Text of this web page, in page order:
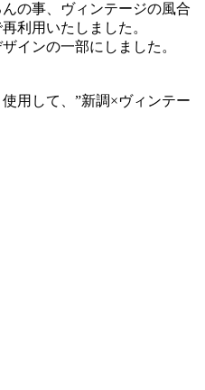
の事、ヴィンテージの風合
利用いたしました。
インの一部にしました。
用して、”新調×ヴィンテー